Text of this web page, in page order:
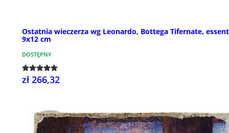
Ostatnia wieczerza wg Leonardo, Bottega Tifernate,
9x12 cm
DOSTĘPNY
zł 266,32